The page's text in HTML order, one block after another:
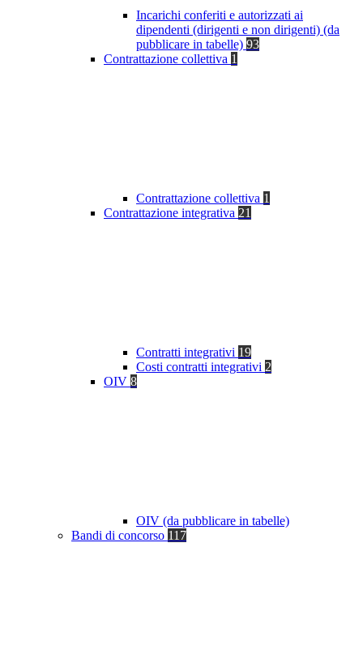
Incarichi conferiti e autorizzati ai
dipendenti (dirigenti e non dirigenti) (da
pubblicare in tabelle) 93
Contrattazione collettiva 1
Contrattazione collettiva 1
Contrattazione integrativa 21
Contratti integrativi 19
Costi contratti integrativi 2
OIV 8
OIV (da pubblicare in tabelle)
Bandi di concorso 117